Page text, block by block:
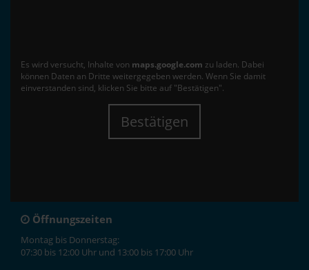
Es wird versucht, Inhalte von maps.google.com zu laden. Dabei
können Daten an Dritte weitergegeben werden. Wenn Sie damit
einverstanden sind, klicken Sie bitte auf "Bestätigen".
Bestätigen
Öffnungszeiten
Montag bis Donnerstag:
07:30 bis 12:00 Uhr und 13:00 bis 17:00 Uhr